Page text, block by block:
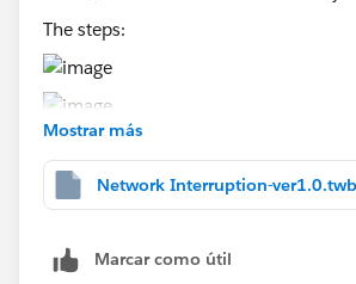
The steps:
correct
Mostrar más
Network Interruption-
Marcar como útil